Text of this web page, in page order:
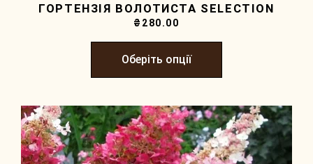
ГОРТЕНЗІЯ ВОЛОТИСТА SELECTION
₴ 280.00
Оберіть опції